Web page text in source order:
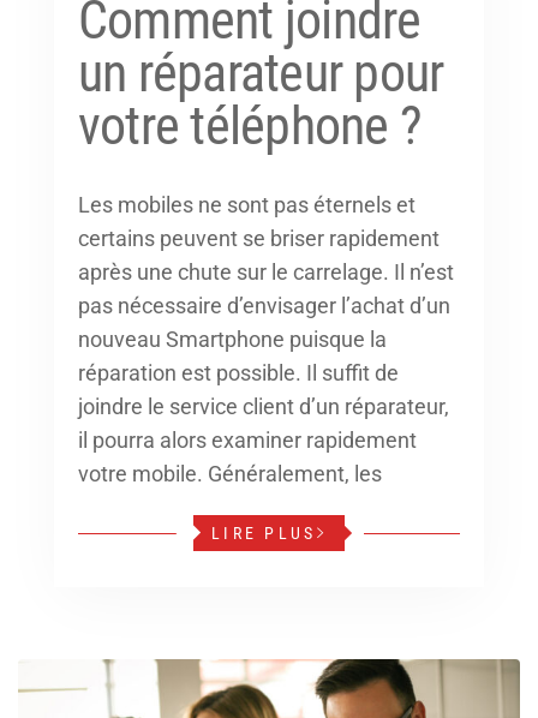
Comment joindre
un réparateur pour
votre téléphone ?
Les mobiles ne sont pas éternels et
certains peuvent se briser rapidement
après une chute sur le carrelage. Il n’est
pas nécessaire d’envisager l’achat d’un
nouveau Smartphone puisque la
réparation est possible. Il suffit de
joindre le service client d’un réparateur,
il pourra alors examiner rapidement
votre mobile. Généralement, les
LIRE PLUS